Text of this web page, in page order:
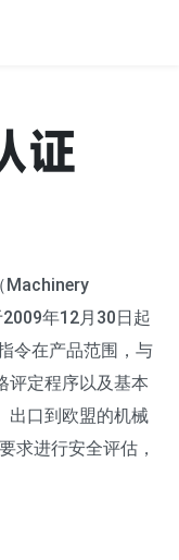
证
Machinery
年12月30日起
令在产品范围，与
评定程序以及基本
出口到欧盟的机械
求进行安全评估，